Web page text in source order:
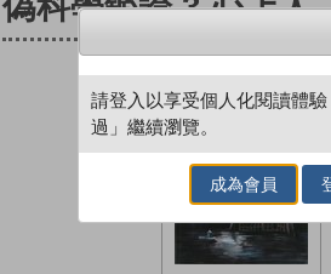
請登入以享受個人化閱讀體
過」繼續瀏覽。
成為會員